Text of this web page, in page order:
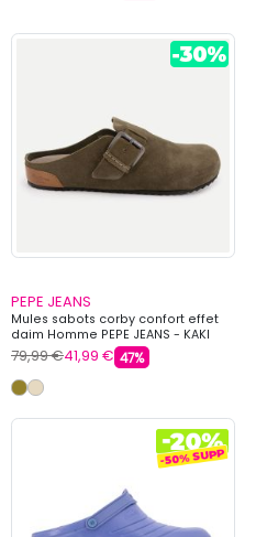
PEPE JEANS
Mules sabots corby confort effet
daim Homme PEPE JEANS - KAKI
79,99 €41,99 € 47%